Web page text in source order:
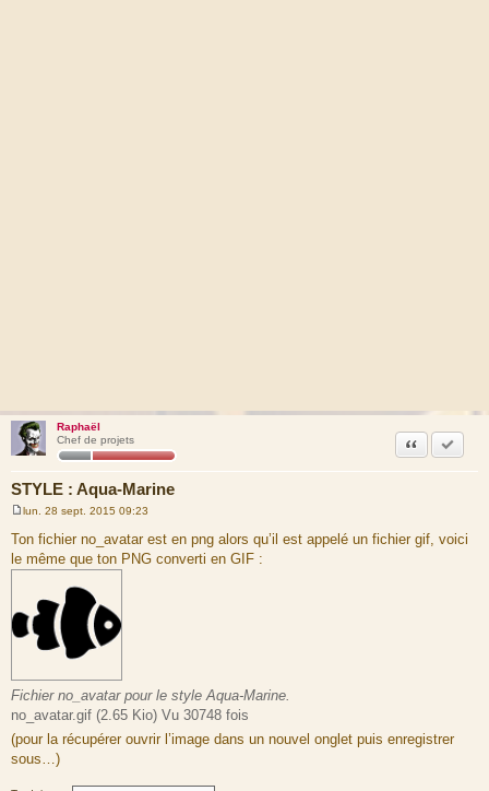
Raphaël
Chef de projets
STYLE : Aqua-Marine
Citation
s
s
a
lun. 28 sept. 2015 09:23
Ton fichier no_avatar est en png alors qu’il est appelé un fichier gif, voici
le même que ton PNG converti en GIF :
Fichier no_avatar pour le style Aqua-Marine.
no_avatar.gif (2.65 Kio) Vu 30748 fois
(pour la récupérer ouvrir l’image dans un nouvel onglet puis enregistrer
sous…)